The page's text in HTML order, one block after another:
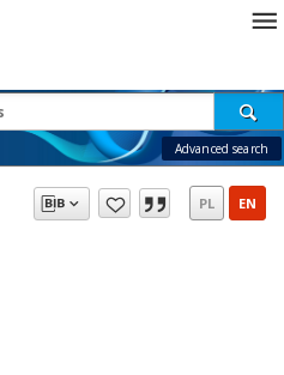
Advanced search
PL EN